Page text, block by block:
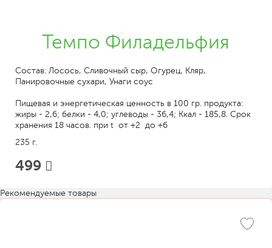
Темпо Филадельфия
Состав: Лосось, Сливочный сыр, Огурец, Кляр,
Панировочные сухари, Унаги соус
Пищевая и энергетическая ценность в 100 гр. продукта:
жиры - 2,6; белки - 4,0; углеводы - 36,4; Ккал - 185,8. Срок
хранения 18 часов. при t от +2 до +6
235 г.
499
Рекомендуемые товары